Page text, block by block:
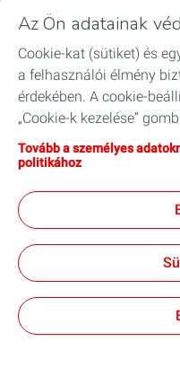
És értesüljön a
TotalEnergies
*Required fields
I agree to receive
Legal mentions
Termékek
Szolgáltatások
Biztonság
GYIK
Adatvédelmi és süti
Az Ön adatainak
Cookie-kat (sütiket) és
a felhasználói élmény
érdekében. A cookie-
„Cookie-k kezelése”
gombra kattintva
tárolásához. Amennyiben
technikai cookie-kat
látogasson el a
vonatkozó politika”
Tovább a személyes
politikához